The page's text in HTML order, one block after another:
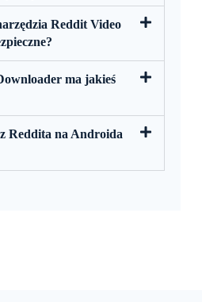
Reddit Video
ma jakieś
Reddita na Androida